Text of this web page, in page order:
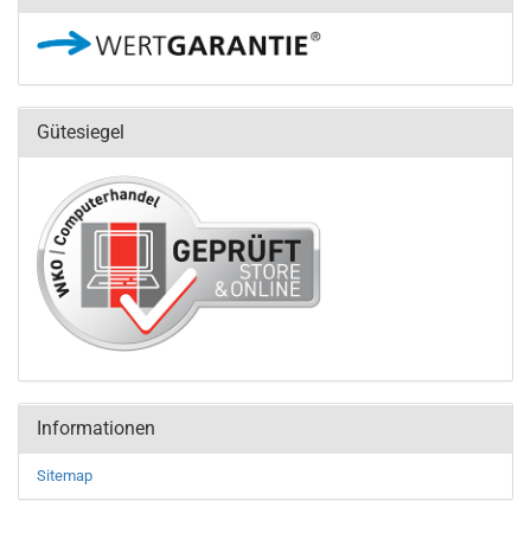
Gütesiegel
Informationen
Sitemap